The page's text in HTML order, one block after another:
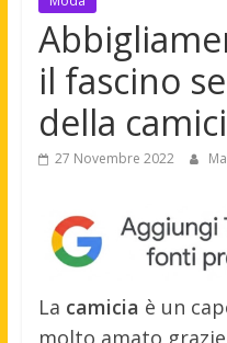
il fascino
della
27 Novembre 2022
La camicia è un
molto amato